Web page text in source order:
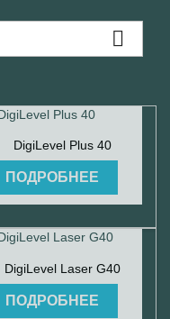

Быстрый просмотр
DigiLevel Plus 40
ПОДРОБНЕЕ
Быстрый просмотр
DigiLevel Laser G40
ПОДРОБНЕЕ